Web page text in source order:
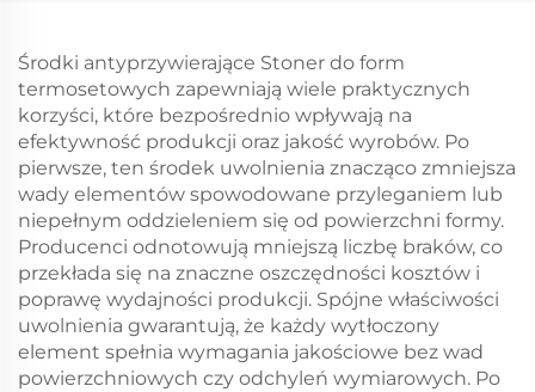
Środki antyprzywierające Stoner do form
termosetowych zapewniają wiele praktycznych
korzyści, które bezpośrednio wpływają na
efektywność produkcji oraz jakość wyrobów. Po
pierwsze, ten środek uwolnienia znacząco zmniejsza
wady elementów spowodowane przyleganiem lub
niepełnym oddzieleniem się od powierzchni formy.
Producenci odnotowują mniejszą liczbę braków, co
przekłada się na znaczne oszczędności kosztów i
poprawę wydajności produkcji. Spójne właściwości
uwolnienia gwarantują, że każdy wytłoczony
element spełnia wymagania jakościowe bez wad
powierzchniowych czy odchyleń wymiarowych. Po